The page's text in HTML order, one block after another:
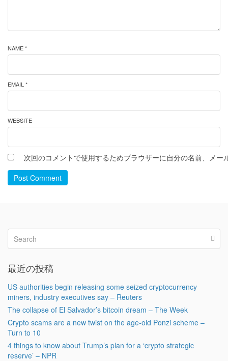
NAME *
EMAIL *
WEBSITE
次回のコメントで使用するためブラウザーに自分の名前、メー
Post Comment
最近の投稿
US authorities begin releasing some seized cryptocurrency
miners, industry executives say – Reuters
The collapse of El Salvador’s bitcoin dream – The Week
Crypto scams are a new twist on the age-old Ponzi scheme –
Turn to 10
4 things to know about Trump’s plan for a ‘crypto strategic
reserve’ – NPR